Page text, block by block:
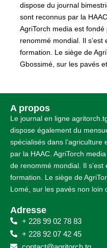
dispose du journal
sont reconnus par la HAAC.
AgriTorch media est
renommé mondial. Il
formation. Le siège de
Gbossimé, sur les pavés
A propos
Le journal en ligne
dispose également du
spécialisés dans l’agriculture
par la HAAC. AgriTorch
de renommé mondial. Il
formation. Le siège de
Lomé, sur les pavés non loin
Adresse
+ 228 99 02 78 83
+ 228 92 07 42 45